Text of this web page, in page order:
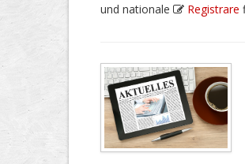
und nationale
Registrare